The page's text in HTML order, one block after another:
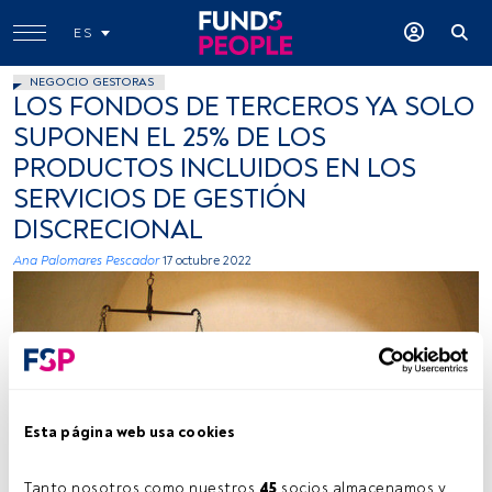
Esta página web usa cookies
Tanto nosotros como nuestros 45 socios almacenamos y
ES
NEGOCIO GESTORAS
LOS FONDOS DE TERCEROS YA SOLO
SUPONEN EL 25% DE LOS
PRODUCTOS INCLUIDOS EN LOS
SERVICIOS DE GESTIÓN
DISCRECIONAL
Ana Palomares Pescador 17 octubre 2022